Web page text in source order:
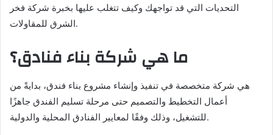
التحديات التي قد تواجهك وكيف تتغلب عليها بخبرة شركة فخر
الشرق للمقاولات.
ما هي شركة بناء فنادق؟
هي شركة متخصصة في تنفيذ وإنشاء مشروع بناء فندق، بدايةً من
أعمال التخطيط والتصميم حتى مرحلة تسليم الفندق جاهزًا
للتشغيل، وذلك وفقًا لمعايير الفنادق المحلية والدولية.